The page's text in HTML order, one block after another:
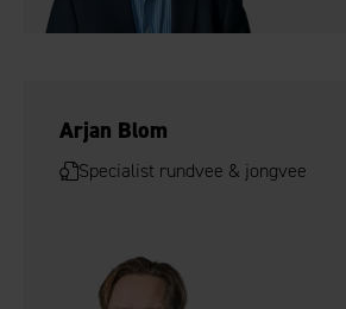
Arjan Blom
Specialist rundvee & jongvee